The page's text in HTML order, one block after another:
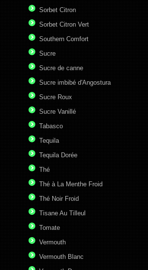
Sorbet Citron
Sorbet Citron Vert
Southern Comfort
Sucre
Sucre de canne
Sucre imbibé d'Angostura
Sucre Roux
Sucre Vanillé
Tabasco
Tequila
Tequila Dorée
Thé
Thé à La Menthe Froid
Thé Noir Froid
Tisane Au Tilleul
Tomate
Vermouth
Vermouth Blanc